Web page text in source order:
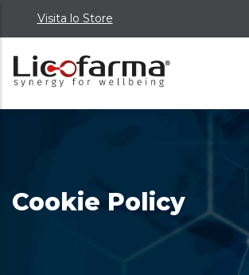
content
Visita lo Store
Cookie Policy